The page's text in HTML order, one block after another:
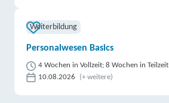
Weiterbildung
Personalwesen Basics
4 Wochen in Vollzeit; 8 Wochen in Teilzeit
10.08.2026
(+ weitere)